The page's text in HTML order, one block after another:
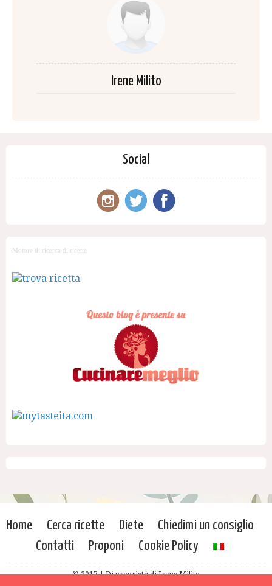
Irene Milito
Social
Motore di ricerca di ricette
Home Cerca ricette Diete
Chiedimi un consiglio
Contatti
Proponi Cookie Policy
© 2017 | Di proprietà di Irene Milito